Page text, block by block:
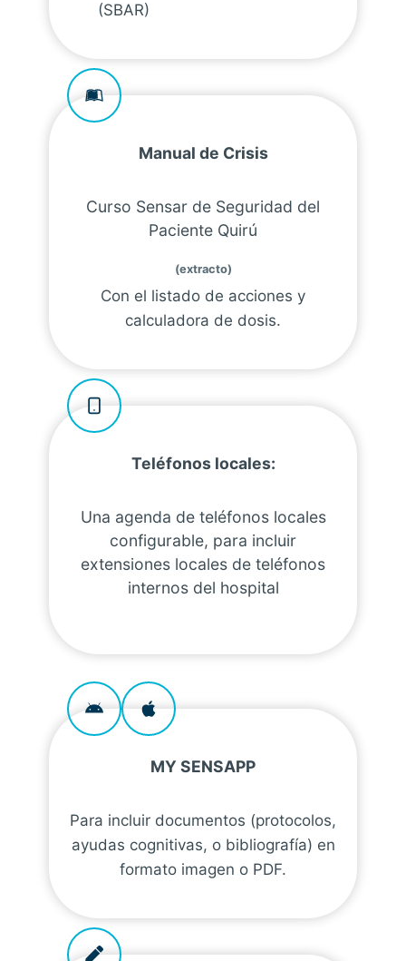
(SBAR)
Manual de Crisis
Curso Sensar de Seguridad del
Paciente Quirú
(extracto)
Con el listado de acciones y
calculadora de dosis.
Teléfonos locales:
Una agenda de teléfonos locales
configurable, para incluir
extensiones locales de teléfonos
internos del hospital
MY SENSAPP
Para incluir documentos (protocolos,
ayudas cognitivas, o bibliografía) en
formato imagen o PDF.